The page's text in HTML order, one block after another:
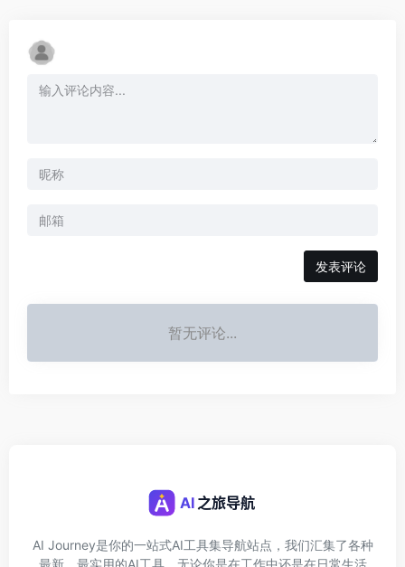
发表评论
暂无评论...
AI Journey是你的一站式AI工具集导航站点，我们汇集了各种
最新、最实用的AI工具，无论你是在工作中还是在日常生活